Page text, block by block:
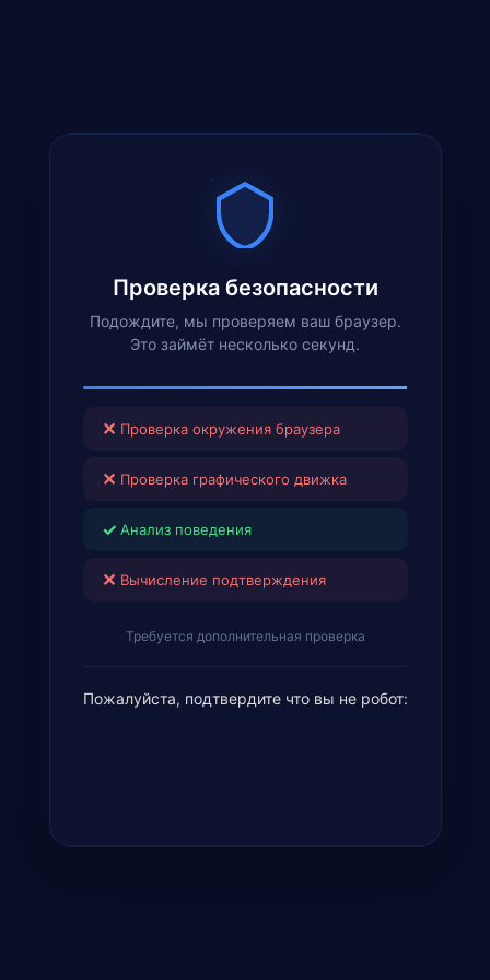
Проверка безопасности
Подождите, мы проверяем ваш браузер.
Это займёт несколько секунд.
✕ Проверка окружения браузера
✕ Проверка графического движка
✓ Анализ поведения
✕ Вычисление подтверждения
Требуется дополнительная проверка
Пожалуйста, подтвердите что вы не робот: